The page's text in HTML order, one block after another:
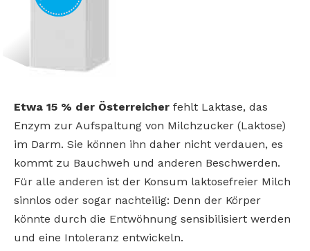
Etwa 15 % der Österreicher fehlt Laktase, das
Enzym zur Aufspaltung von Milchzucker (Laktose)
im Darm. Sie können ihn daher nicht verdauen, es
kommt zu Bauchweh und anderen Beschwerden.
Für alle anderen ist der Konsum laktosefreier Milch
sinnlos oder sogar nachteilig: Denn der Körper
könnte durch die Entwöhnung sensibilisiert werden
und eine Intoleranz entwickeln.